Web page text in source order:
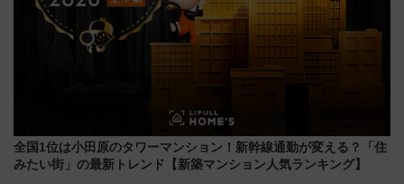
全国1位は小田原のタワーマンション！新幹線通勤が変える？「住
みたい街」の最新トレンド【新築マンション人気ランキング】